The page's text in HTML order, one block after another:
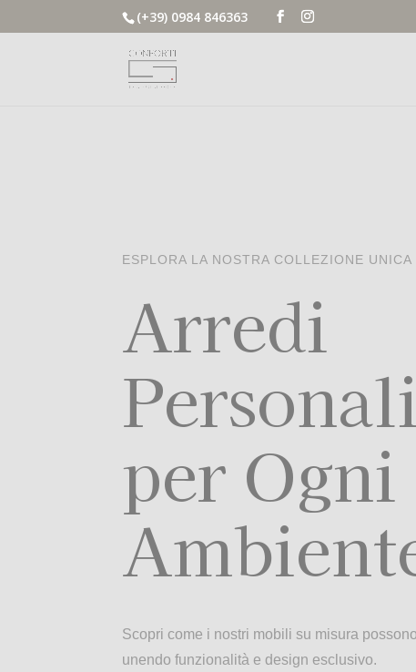
(+39) 0984 846363
ESPLORA LA NOSTRA COLLEZIONE UNICA
Arredi
per Ogni
Scopri come i nostri mobili su misura
unendo funzionalità e design esclusivo.